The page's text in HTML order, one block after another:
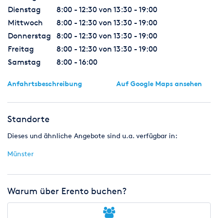
gleich, ob die Vorbehaltsware ohne oder nach Verarbeitung
oder ob sie an einen oder mehrere Abnehmer verkauft wird;
b) für den Fall, dass die Vorbehaltsware vom Käufer zusammen
mit anderen, nicht uns gehörenden Waren verkauft wird, gilt
Abtretung der Kaufpreisforderung des Weiterverkaufs nur in
Höhe des Wertes der Vorbehaltsware im Zeitpunkt der
c) wird die Vorbehaltsware nach Verarbeitung, insbesondere
Waren
weiterverkauft, so gilt die Abtretung nur in Höhe des Wertes
d) wird die Vorbehaltsware vom Käufer zur Erfüllung eines
dem Werk- und Werklieferungsvertrag im gleichen Umfang im
Kaufpreisforderung bestimmt ist;
e) wir sind zur Geltendmachung des Eigentumsvorbehalts
Dienstag
8:00 - 12:30 von 13:30 - 19:00
Mittwoch
8:00 - 12:30 von 13:30 - 19:00
Donnerstag
8:00 - 12:30 von 13:30 - 19:00
Freitag
8:00 - 12:30 von 13:30 - 19:00
Samstag
8:00 - 16:00
Anfahrtsbeschreibung Auf Google Maps ansehen
Standorte
Dieses und ähnliche Angebote sind u.a. verfügbar in:
Münster
Warum über Erento buchen?